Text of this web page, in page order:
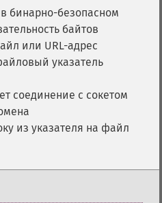
бинарно-безопасном
байтов
или URL-адрес
указатель
соединение с сокетом
из указателя на файл